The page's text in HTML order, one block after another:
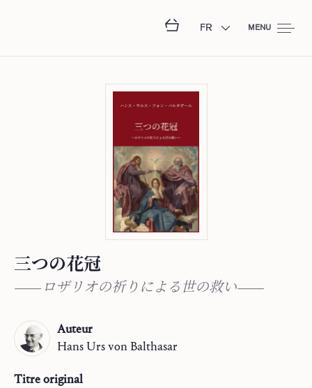
FR MENU
三つの花冠
―ロザリオの祈りによる世の救い―
Auteur
Hans Ursvon Balthasar
Titre original